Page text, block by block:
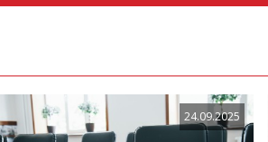
24.09.2025